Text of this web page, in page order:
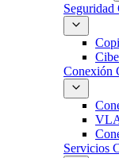
Seguridad
Conexión
Servicios